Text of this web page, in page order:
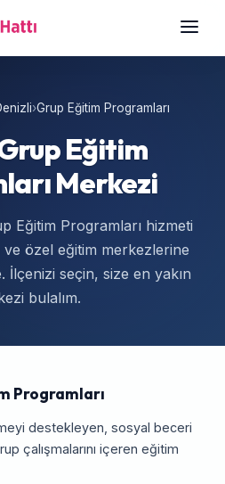
›Grup Eğitim Programları
Eğitim
Merkezi
Eğitim Programları hizmeti
özel eğitim merkezlerine
İlçenizi seçin, size en yakın
bulalım.
Programları
destekleyen, sosyal beceri
çalışmalarını içeren eğitim